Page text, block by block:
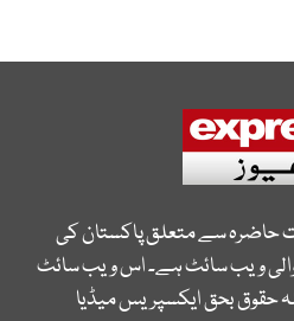
حاضرہ سے متعلق پاکستان کی
ویب سائٹ ہے۔ اس ویب سائٹ
حقوق بحق ایکسپریس میڈیا